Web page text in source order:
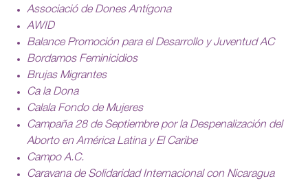
Associació de Dones Antígona
AWID
Balance Promoción para el Desarrollo y Juventud AC
Bordamos Feminicidios
Brujas Migrantes
Ca la Dona
Calala Fondo de Mujeres
Campaña 28 de Septiembre por la Despenalización del
Aborto en América Latina y El Caribe
Campo A.C.
Caravana de Solidaridad Internacional con Nicaragua